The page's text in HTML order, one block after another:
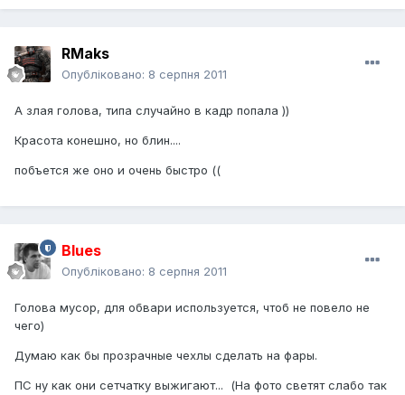
RMaks
Опубліковано: 8 серпня 2011
А злая голова, типа случайно в кадр попала ))
Красота конешно, но блин....
побъется же оно и очень быстро ((
Blues
Опубліковано: 8 серпня 2011
Голова мусор, для обвари используется, чтоб не повело не
чего)
Думаю как бы прозрачные чехлы сделать на фары.
ПС ну как они сетчатку выжигают... (На фото светят слабо так